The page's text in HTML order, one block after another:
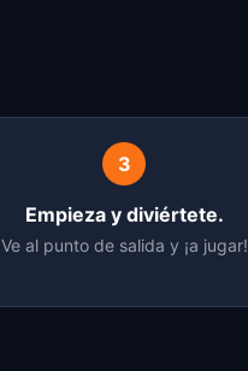
3
Empieza y diviértete.
Ve al punto de salida y ¡a jugar!